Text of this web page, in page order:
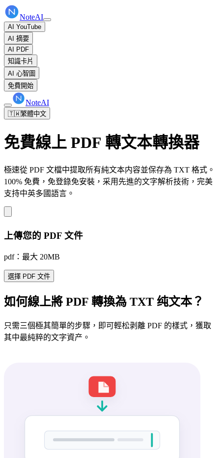
NoteAI
AI YouTube
AI 摘要
AI PDF
知識卡片
AI 心智圖
免費開始
NoteAI
🇹🇼繁體中文
免費線上 PDF 轉文本轉換器
極速從 PDF 文檔中提取所有純文本内容並保存為 TXT 格式。
100% 免費，免登錄免安裝，采用先進的文字解析技術，完美
支持中英多國語言。
上傳您的 PDF 文件
pdf：最大 20MB
選擇 PDF 文件
如何線上將 PDF 轉換為 TXT 纯文本？
只需三個極其簡單的步驟，即可輕松剥離 PDF 的樣式，獲取
其中最純粹的文字資产。